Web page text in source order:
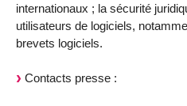
internationaux ; la sécurité
utilisateurs de logiciels,
brevets logiciels.
Contacts presse :